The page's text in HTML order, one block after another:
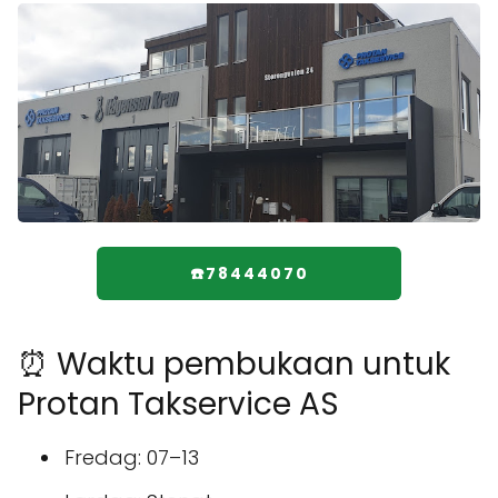
☎️78444070
⏰ Waktu pembukaan untuk
Protan Takservice AS
Fredag: 07–13